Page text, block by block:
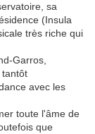
sa
(Insula
très riche qui
Garros,
tantôt
avec les
toute l'âme de
que